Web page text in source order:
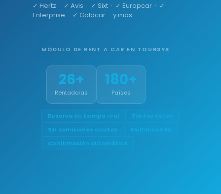
✓ Hertz · ✓ Avis · ✓ Sixt · ✓ Europcar · ✓
Enterprise · ✓ Goldcar · y más
MÓDULO DE RENT A CAR EN TOURSYS
26+
Rentadoras
180+
Países
Reserva en tiempo real
Tarifas netas
Sin comisiones ocultas
Multimoneda
Confirmación automática